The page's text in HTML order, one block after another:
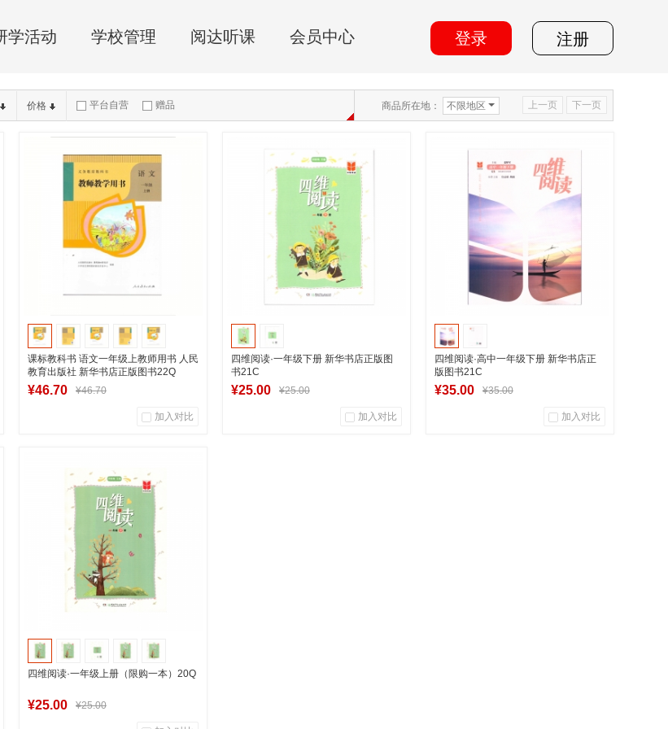
学活动 学校管理 阅达听课 会员中心 登录 注册
上一页 下一页
价格 平台自营 赠品 商品所在地： 不限地区
课标教科书 语文一年级上教师用书 人民
教育出版社 新华书店正版图书22Q
¥46.70 ¥46.70
加入对比
湖南新华图书专营店
加入购物车
四维阅读·一年级下册 新华书店正版图
书21C
¥25.00 ¥25.00
加入对比
四维阅读·高中一年级下册 新华书店正
版图书21C
¥35.00 ¥35.00
加入对比
四维阅读·一年级上册（限购一本）20Q
¥25.00 ¥25.00